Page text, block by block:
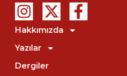
Hakkımızda
Yazılar
Dergiler